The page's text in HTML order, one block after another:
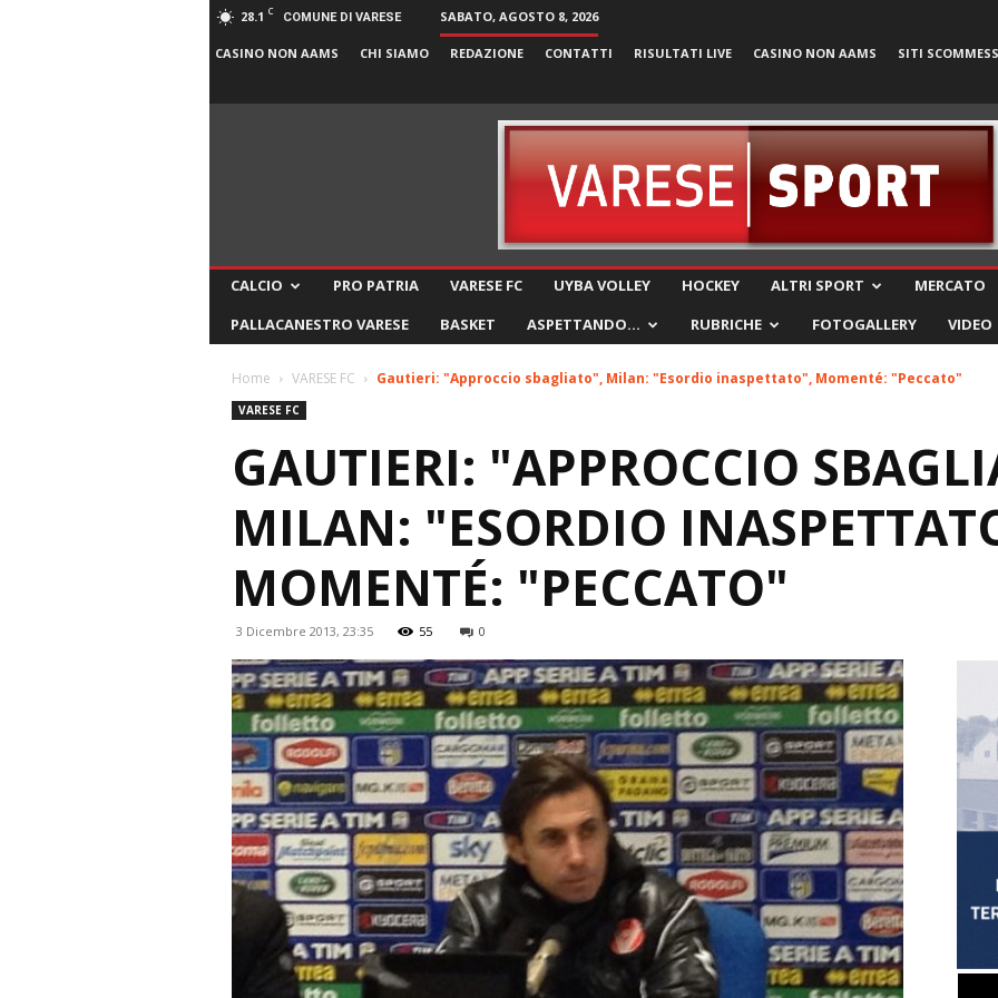
28.1 C COMUNE DI VARESE SABATO, AGOSTO 8, 2026
CASINO NON AAMS CHI SIAMO REDAZIONE CONTATTI RISULTATI LIVE CASINO NON AAMS SITI
CALCIO PRO PATRIA VARESE FC UYBA VOLLEY HOCKEY ALTRI SPORT
MERCATO
PALLACANESTRO VARESE
BASKET ASPETTANDO… RUBRICHE FOTOGALLERY VIDEO
Home VARESE FC Gautieri: "Approccio sbagliato", Milan: "Esordio inaspettato", Momenté: "Peccato"
VARESE FC
GAUTIERI: "APPROCCIO
MILAN: "ESORDIO
MOMENTÉ: "PECCATO"
3 Dicembre 2013, 23:35 55 0